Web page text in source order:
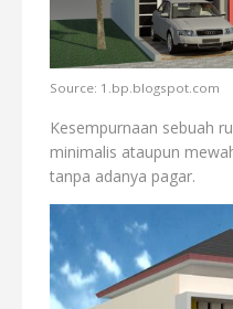
Source: 1.bp.blogspot.com
Kesempurnaan sebuah
minimalis ataupun
tanpa adanya pagar.